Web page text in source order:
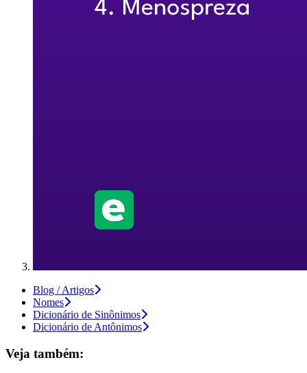
Blog / Artigos
Nomes
Dicionário de Sinônimos
Dicionário de Antônimos
Veja também: